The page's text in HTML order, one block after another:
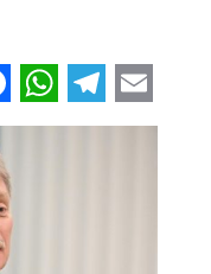
Fa
ce
o
o
W
h
Te
le m